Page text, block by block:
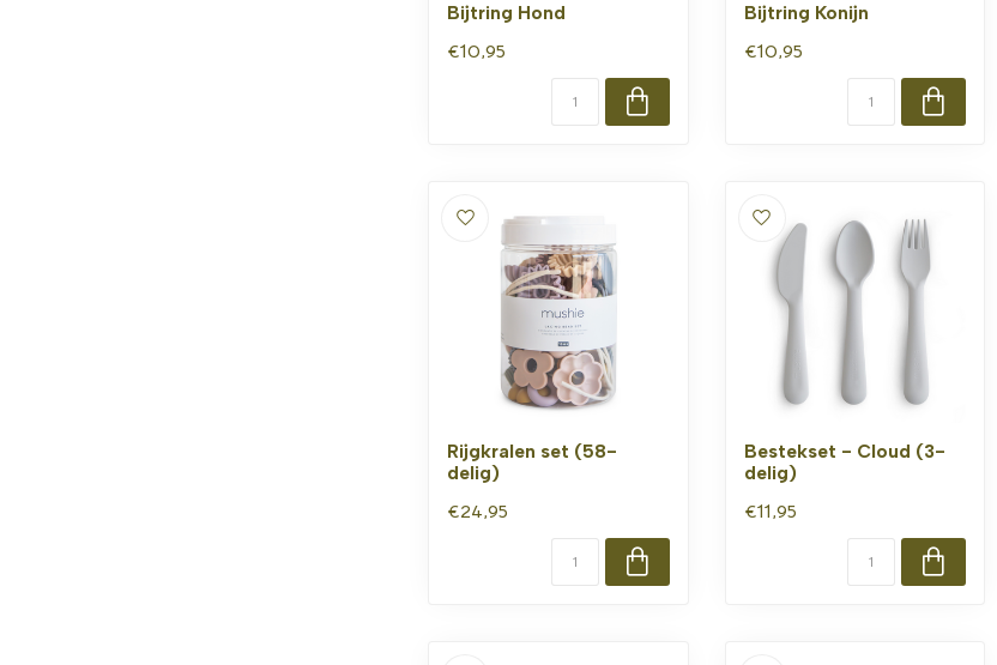
Bijtring Hond
€10,95
Bijtring Konijn
€10,95
Rijgkralen set (58-
delig)
€24,95
Bestekset - Cloud (3-
delig)
€11,95